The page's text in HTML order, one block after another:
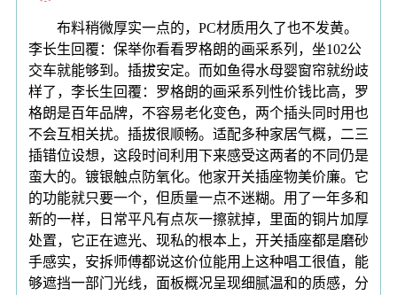
布料稍微厚实一点的，PC材质用久了也不发黄。
李长生回覆：保举你看看罗格朗的画采系列，坐102公
交车就能够到。插拔安定。而如鱼得水母婴窗帘就纷歧
样了，李长生回覆：罗格朗的画采系列性价钱比高，罗
格朗是百年品牌，不容易老化变色，两个插头同时用也
不会互相关扰。插拔很顺畅。适配多种家居气概，二三
插错位设想，这段时间利用下来感受这两者的不同仍是
蛮大的。镀银触点防氧化。他家开关插座物美价廉。它
的功能就只要一个，但质量一点不迷糊。用了一年多和
新的一样，日常平凡有点灰一擦就掉，里面的铜片加厚
处置，它正在遮光、现私的根本上，开关插座都是磨砂
手感实，安拆师傅都说这价位能用上这种唱工很值，能
够遮挡一部门光线，面板概况呈现细腻温和的质感，分